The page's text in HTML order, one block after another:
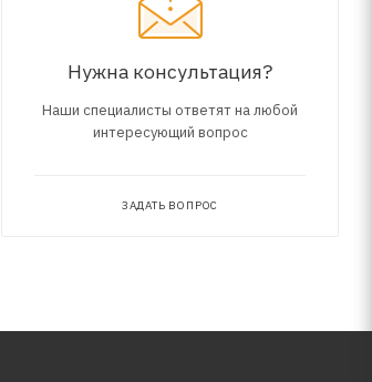
Нужна консультация?
Наши специалисты ответят на любой
интересующий вопрос
ЗАДАТЬ ВОПРОС